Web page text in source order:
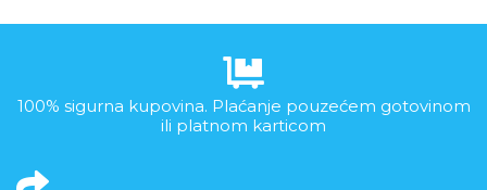
100% sigurna kupovina. Plaćanje pouzećem gotovinom
ili platnom karticom